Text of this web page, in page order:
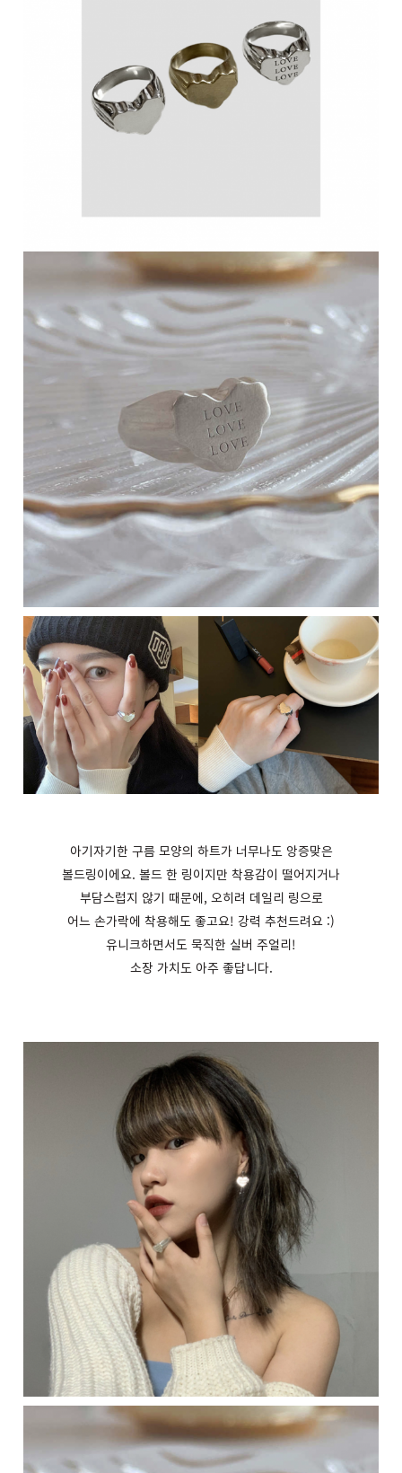
아기자기한 구름 모양의 하트가 너무나도 앙증맞은
볼드링이에요. 볼드 한 링이지만 착용감이 떨어지거나
부담스럽지 않기 때문에, 오히려 데일리 링으로
어느 손가락에 착용해도 좋고요! 강력 추천드려요 :)
유니크하면서도 묵직한 실버 주얼리!
소장 가치도 아주 좋답니다.